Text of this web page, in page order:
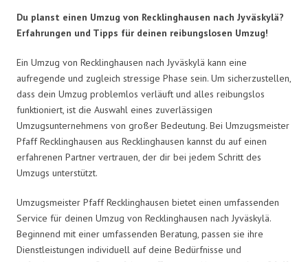
Du planst einen Umzug von Recklinghausen nach Jyväskylä?
Erfahrungen und Tipps für deinen reibungslosen Umzug!
Ein Umzug von Recklinghausen nach Jyväskylä kann eine
aufregende und zugleich stressige Phase sein. Um sicherzustellen,
dass dein Umzug problemlos verläuft und alles reibungslos
funktioniert, ist die Auswahl eines zuverlässigen
Umzugsunternehmens von großer Bedeutung. Bei Umzugsmeister
Pfaff Recklinghausen aus Recklinghausen kannst du auf einen
erfahrenen Partner vertrauen, der dir bei jedem Schritt des
Umzugs unterstützt.
Umzugsmeister Pfaff Recklinghausen bietet einen umfassenden
Service für deinen Umzug von Recklinghausen nach Jyväskylä.
Beginnend mit einer umfassenden Beratung, passen sie ihre
Dienstleistungen individuell auf deine Bedürfnisse und